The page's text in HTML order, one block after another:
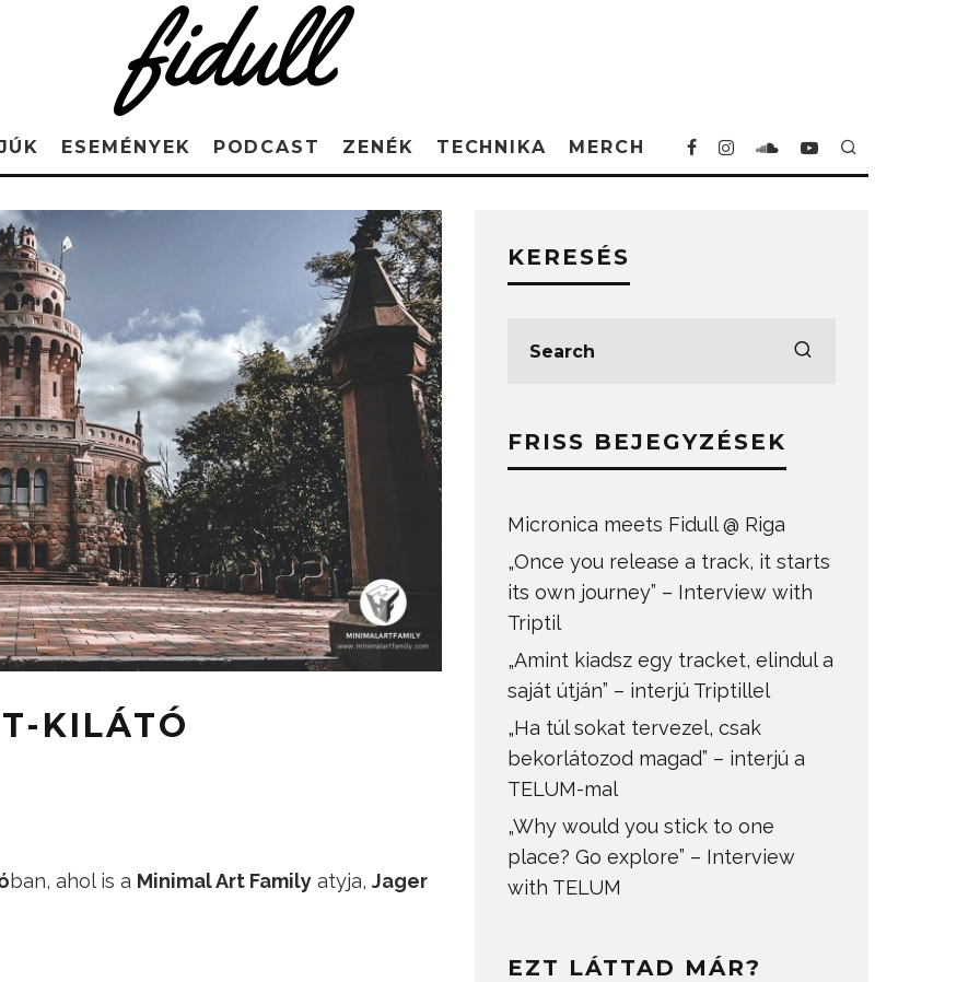
ESEMÉNYEK PODCAST ZENÉK TECHNIKA MERCH
KILÁTÓ
ban, ahol is a Minimal Art Family atyja, Jager
KERESÉS
FRISS BEJEGYZÉSEK
Micronica meets Fidull @ Riga
„Once you release a track, it starts
its own journey” – Interview with
Triptil
„Amint kiadsz egy tracket, elindul a
saját útján” – interjú Triptillel
„Ha túl sokat tervezel, csak
bekorlátozod magad” – interjú a
TELUM-mal
„Why would you stick to one
place? Go explore” – Interview
with TELUM
EZT LÁTTAD MÁR?